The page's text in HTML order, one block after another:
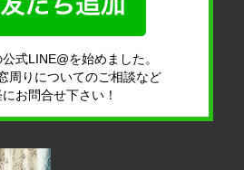
式LINE@を始めました。
周りについてのご相談など
お問合せ下さい！